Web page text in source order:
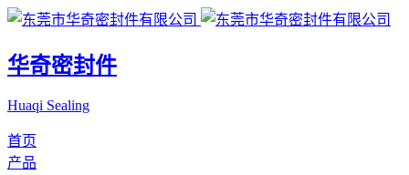
华奇密封件
Huaqi Sealing
首页
产品